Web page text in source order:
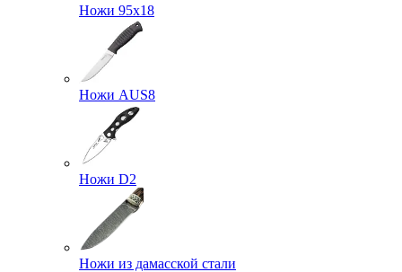
Ножи 95х18
Ножи AUS8
Ножи D2
Ножи из дамасской стали